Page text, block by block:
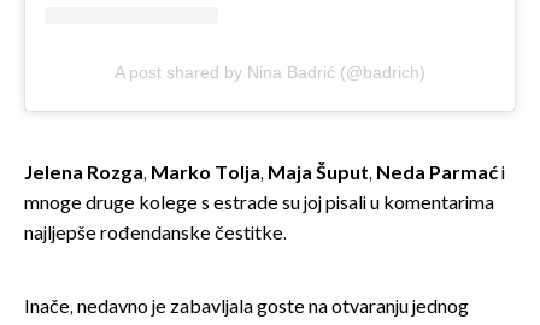
A post shared by Nina Badrić (@badrich)
Jelena Rozga, Marko Tolja, Maja Šuput, Neda Parmaći
mnoge druge kolege s estrade su joj pisali u komentarima
najljepše rođendanske čestitke.
Inače, nedavno je zabavljala goste na otvaranju jednog